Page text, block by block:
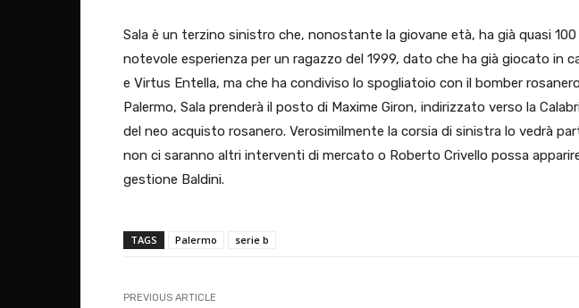
Sala è un terzino sinistro che, nonostante la giovane età, ha già quasi 100
notevole esperienza per un ragazzo del 1999, dato che ha già giocato in
e Virtus Entella, ma che ha condiviso lo spogliatoio con il bomber
Palermo, Sala prenderà il posto di Maxime Giron, indirizzato verso la
del neo acquisto rosanero. Verosimilmente la corsia di sinistra lo vedrà
non ci saranno altri interventi di mercato o Roberto Crivello possa
gestione Baldini.
TAGS Palermo serie b
PREVIOUS ARTICLE